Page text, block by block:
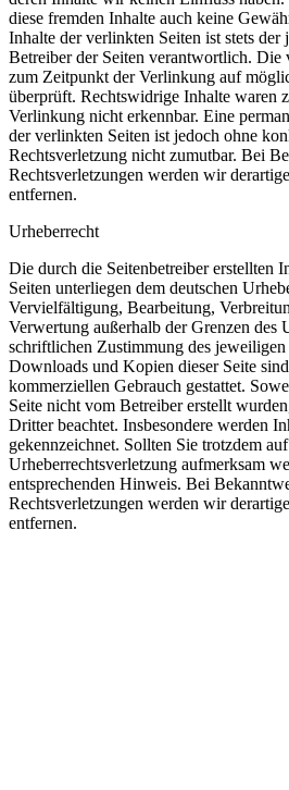
diese fremden Inhalte auch keine
Inhalte der verlinkten Seiten ist stets
Betreiber der Seiten verantwortlich. Die
zum Zeitpunkt der Verlinkung auf
überprüft. Rechtswidrige Inhalte waren
Verlinkung nicht erkennbar. Eine
der verlinkten Seiten ist jedoch ohne
Rechtsverletzung nicht zumutbar. Bei
Rechtsverletzungen werden wir
entfernen.
Urheberrecht
Die durch die Seitenbetreiber erstellten
Seiten unterliegen dem deutschen
Vervielfältigung, Bearbeitung,
Verwertung außerhalb der Grenzen des
schriftlichen Zustimmung des
Downloads und Kopien dieser Seite
kommerziellen Gebrauch gestattet.
Seite nicht vom Betreiber erstellt
Dritter beachtet. Insbesondere werden
gekennzeichnet. Sollten Sie trotzdem
Urheberrechtsverletzung aufmerksam
entsprechenden Hinweis. Bei
Rechtsverletzungen werden wir
entfernen.